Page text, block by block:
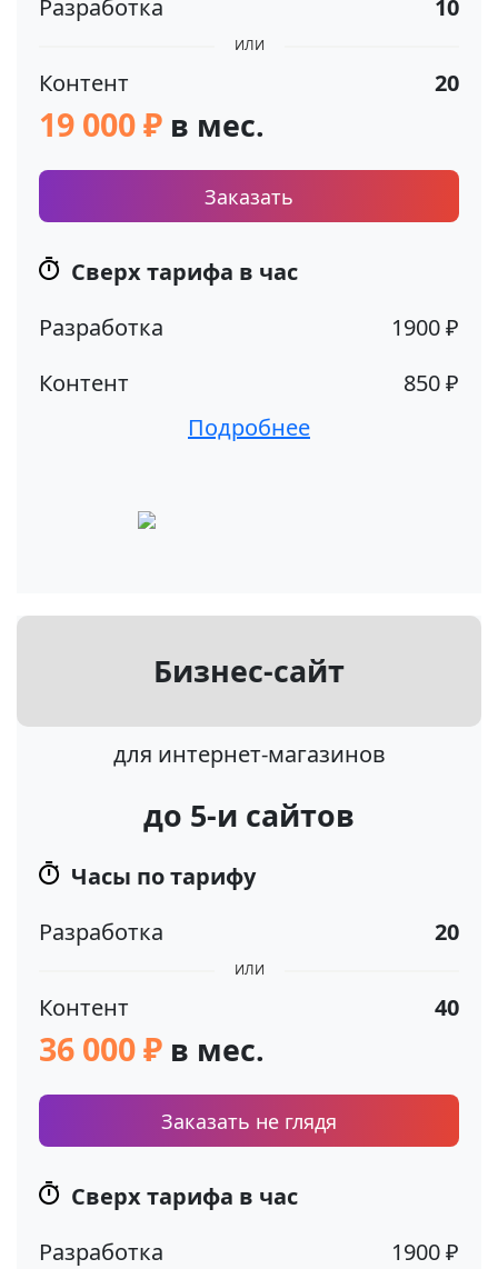
Разработка 10
ИЛИ
Контент 20
19 000 ₽ в мес.
Заказать
Сверх тарифа в час
Разработка
1900 ₽
Контент
850 ₽
Подробнее
Бизнес-сайт
для интернет-магазинов
до 5-и сайтов
Часы по тарифу
Разработка
20
ИЛИ
Контент 40
36 000 ₽ в мес.
Заказать не глядя
Сверх тарифа в час
Разработка
1900 ₽